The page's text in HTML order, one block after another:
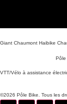
Giant Chaumont Haibike
Pôle
VTT/Vélo à assistance
©2026 Pôle Bike. Tous les